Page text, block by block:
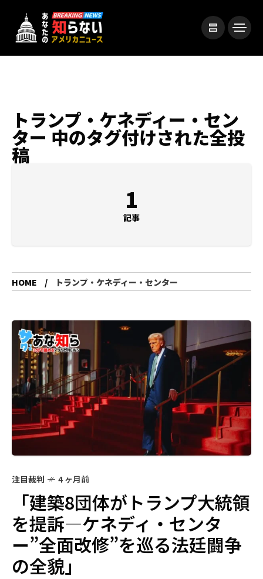
トランプ・ケネディー・セン
ター 中のタグ付けされた全投
稿
1
記事
HOME トランプ・ケネディー・センター
注目裁判 4 ヶ月前
「建築8団体がトランプ大統領
を提訴—ケネディ・センタ
ー”全面改修”を巡る法廷闘争
の全貌」